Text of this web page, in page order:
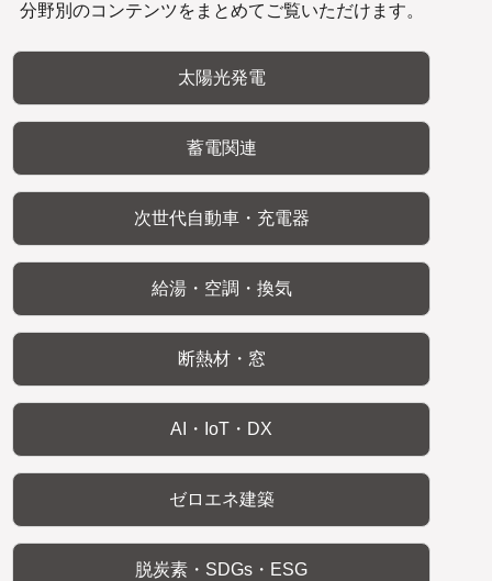
分野別のコンテンツをまとめてご覧いただけます。
太陽光発電
蓄電関連
次世代自動車・充電器
給湯・空調・換気
断熱材・窓
AI・IoT・DX
ゼロエネ建築
脱炭素・SDGs・ESG